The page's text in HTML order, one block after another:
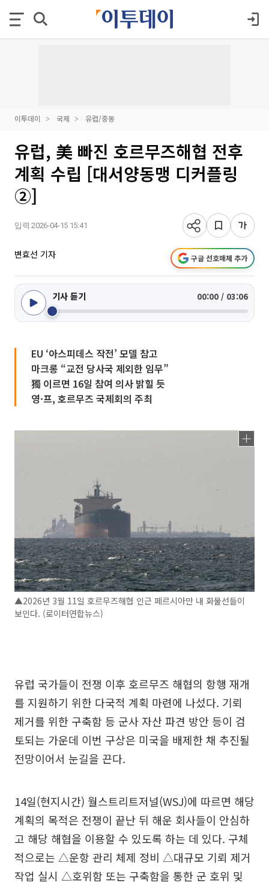
이투데이 국제 유럽/중동
유럽, 美 빠진 호르무즈해협 전후
계획 수립 [대서양동맹 디커플링
②]
입력 2026-04-15 15:41
변효선 기자 구글 선호매체 추가
기사 듣기 00:00 / 03:06
EU ‘아스피데스 작전’ 모델 참고
마크롱 “교전 당사국 제외한 임무”
獨 이르면 16일 참여 의사 밝힐 듯
영·프, 호르무즈 국제회의 주최
▲2026년 3월 11일 호르무즈해협 인근 페르시아만 내 화물선들이
보인다. (로이터연합뉴스)
유럽 국가들이 전쟁 이후 호르무즈 해협의 항행 재개
를 지원하기 위한 다국적 계획 마련에 나섰다. 기뢰
제거를 위한 구축함 등 군사 자산 파견 방안 등이 검
토되는 가운데 이번 구상은 미국을 배제한 채 추진될
전망이어서 눈길을 끈다.
14일(현지시간) 월스트리트저널(WSJ)에 따르면 해당
계획의 목적은 전쟁이 끝난 뒤 해운 회사들이 안심하
고 해당 해협을 이용할 수 있도록 하는 데 있다. 구체
적으로는 △운항 관리 체제 정비 △대규모 기뢰 제거
작업 실시 △호위함 또는 구축함을 통한 군 호위 및